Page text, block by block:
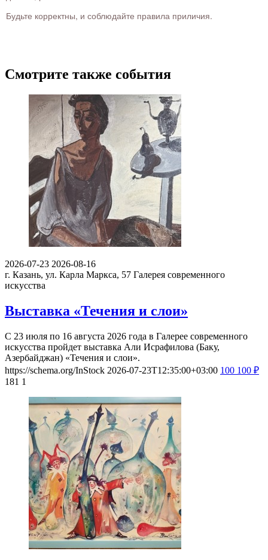
Будьте корректны, и соблюдайте правила приличия.
Смотрите также события
2026-07-23 2026-08-16
г. Казань, ул. Карла Маркса, 57 Галерея современного
искусства
Выставка «Течения и слои»
С 23 июля по 16 августа 2026 года в Галерее современного
искусства пройдет выставка Али Исрафилова (Баку,
Азербайджан) «Течения и слои».
https://schema.org/InStock 2026-07-23T12:35:00+03:00 100 100 ₽
181 1